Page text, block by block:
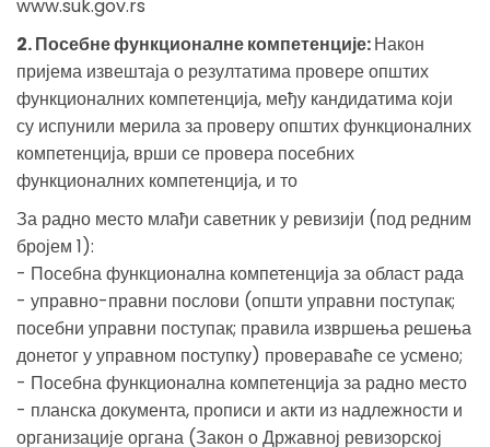
www.suk.gov.rs
2. Посебне функционалне компетенције:Након
пријема извештаја о резултатима провере општих
функционалних компетенција, међу кандидатима који
су испунили мерила за проверу општих функционалних
компетенција, врши се провера посебних
функционалних компетенција, и то
За радно место млађи саветник у ревизији (под редним
бројем 1):
- Посебна функционална компетенција за област рада
- управно-правни послови (општи управни поступак;
посебни управни поступак; правила извршења решења
донетог у управном поступку) провераваће се усмено;
- Посебна функционална компетенција за радно место
- планска документа, прописи и акти из надлежности и
организације органа (Закон о Државној ревизорској